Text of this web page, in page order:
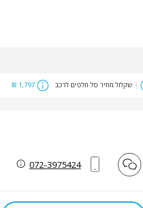
| שקלול מחיר סל חלפים לרכב 1,797 ₪
072-3975424